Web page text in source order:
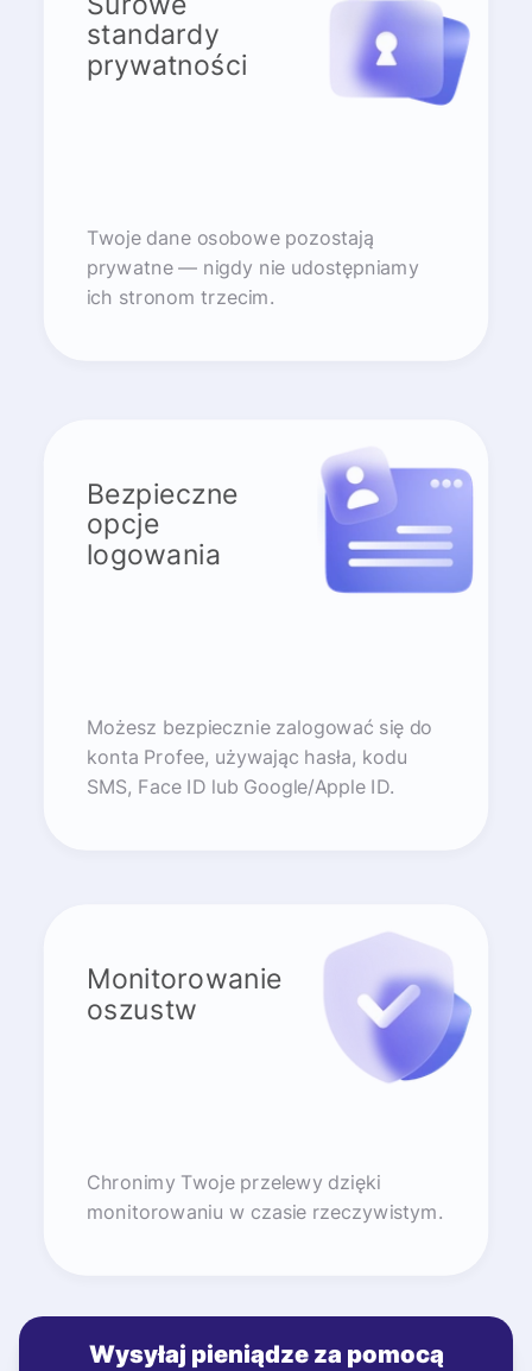
standardy
prywatności
Twoje dane osobowe pozostają
prywatne — nigdy nie udostępniamy
ich stronom trzecim.
Bezpieczne
opcje
logowania
Możesz bezpiecznie zalogować się do
konta Profee, używając hasła, kodu
SMS, Face ID lub Google/Apple ID.
Monitorowanie
oszustw
Chronimy Twoje przelewy dzięki
monitorowaniu w czasie rzeczywistym.
Wysyłaj pieniądze za pomocą